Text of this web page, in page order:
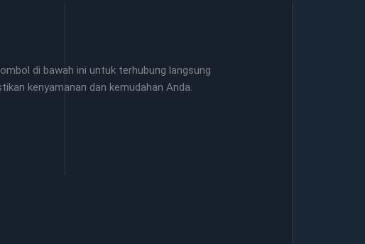
di bawah ini untuk terhubung langsung
kenyamanan dan kemudahan Anda.